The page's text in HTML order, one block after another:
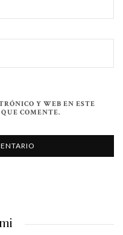
Y WEB EN ESTE
COMENTE.